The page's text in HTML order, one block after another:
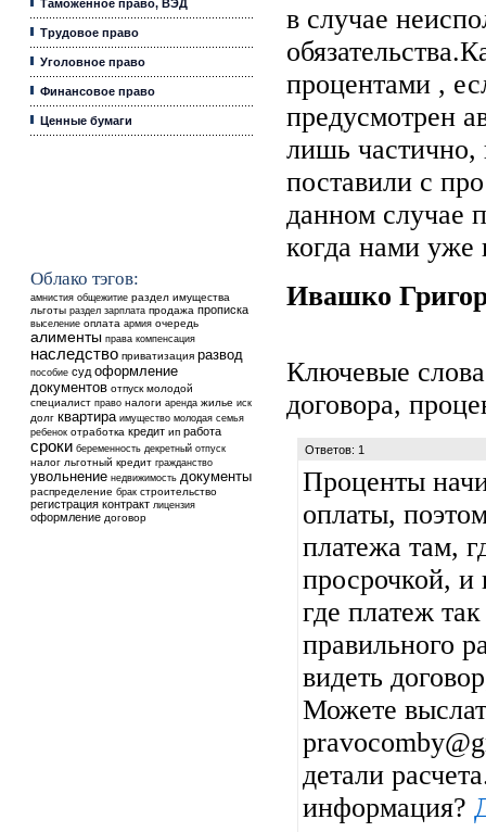
Таможенное право, ВЭД
Трудовое право
Уголовное право
Финансовое право
Ценные бумаги
Облако тэгов:
амнистия общежитие раздел имущества
льготы раздел зарплата продажа прописка
выселение оплата армия очередь
алименты права компенсация
наследство приватизация развод
пособие суд оформление
документов отпуск молодой
специалист право налоги аренда жилье иск
долг квартира имущество молодая семья
ребенок отработка кредит ип работа
сроки беременность декретный отпуск
налог льготный кредит гражданство
увольнение недвижимость документы
распределение брак строительство
регистрация контракт лицензия
оформление договор
в случае
процентами ,
предусмотрен
лишь
поставили с
данном случае
когда нами уже
Ивашко
Ключевые
договора,
Ответов: 1
Проценты
оплаты,
платежа там,
просрочкой, и
где платеж
правильного
видеть
Можете
детали
информация?